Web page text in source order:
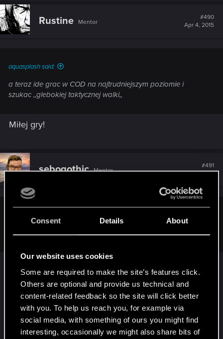
Consent Details About
Our website uses cookies
Some are required to make the site’s features click.
Others are optional and provide us technical and
content-related feedback so the site will click better
with you. To help us reach you, for example via
social media, with something of ours you might find
interesting, occasionally we might also share bits of
Rustine Mentor
#490
Apr 4, 2015
aquasplash said:
a teraz ide grac w COD na najtrudniejszym poziomie i
szukac ,,glebokiej taktycznej walki,,
Miłej gry!
sebogothic Mentor
#491
Apr 4, 2015
a teraz ide grac w COD na najtrudniejszym poziomie
Zdajesz sobie sprawę z tego, że ten najtrudniejszy
poziom to kilkanaście lat temu był normal? Ale
pewnie wtedy ciebie na świecie nie było, więc
wybaczam.
Jeszcze jedno: zlituj się i nie pisz tutaj więcej. A
jak już chcesz to się do tego przyłóż.